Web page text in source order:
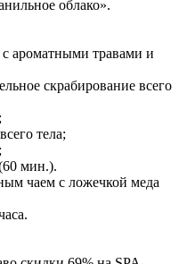
облако».
ароматными травами и
скрабирование всего
тела;
мин.).
чаем с ложечкой меда